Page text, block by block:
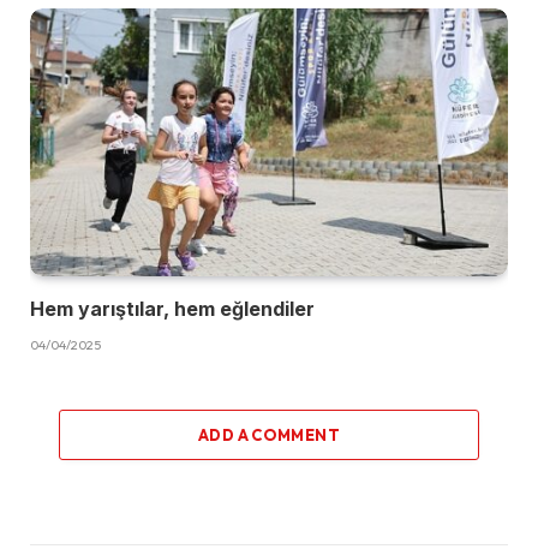
Hem yarıştılar, hem eğlendiler
04/04/2025
ADD A COMMENT